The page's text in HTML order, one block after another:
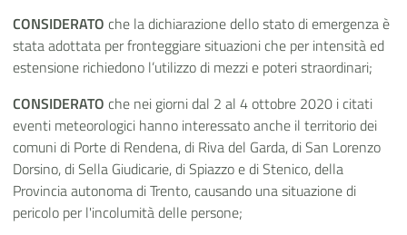
CONSIDERATO che la dichiarazione dello stato di emergenza è
stata adottata per fronteggiare situazioni che per intensità ed
estensione richiedono l’utilizzo di mezzi e poteri straordinari;
CONSIDERATO che nei giorni dal 2 al 4 ottobre 2020 i citati
eventi meteorologici hanno interessato anche il territorio dei
comuni di Porte di Rendena, di Riva del Garda, di San Lorenzo
Dorsino, di Sella Giudicarie, di Spiazzo e di Stenico, della
Provincia autonoma di Trento, causando una situazione di
pericolo per l'incolumità delle persone;